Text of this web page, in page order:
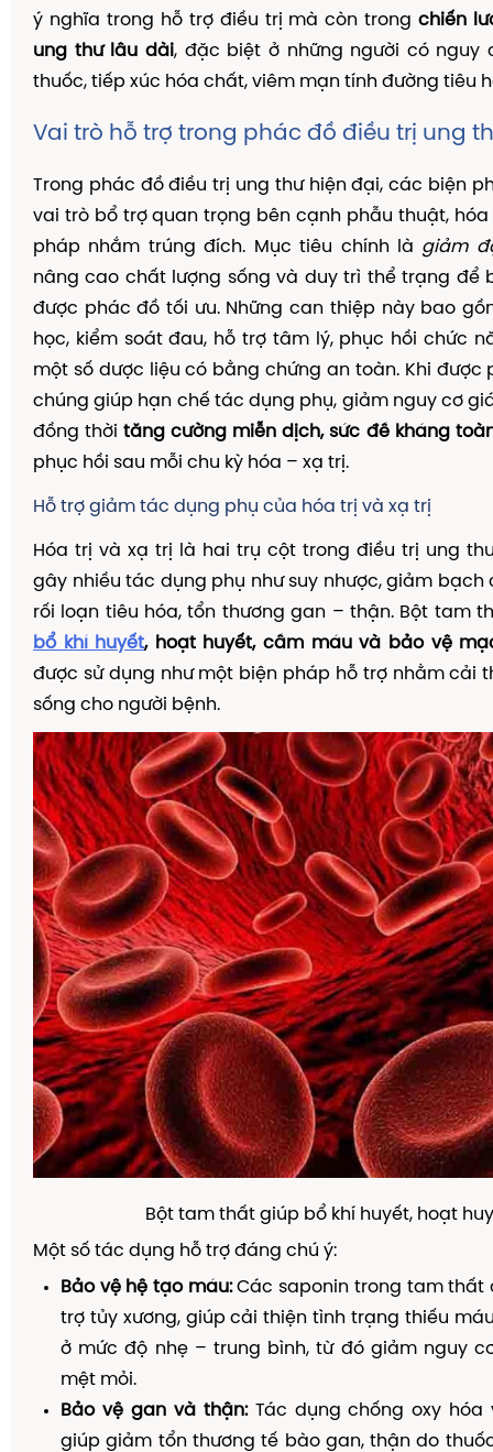
ý nghĩa trong hỗ trợ điều trị mà còn trongchiến
ung thư lâu dài, đặc biệt ở những người có nguy
thuốc, tiếp xúc hóa chất, viêm mạn tính đường tiêu
Vai trò hỗ trợ trong phác đồ điều trị ung
Trong phác đồ điều trị ung thư hiện đại, các biện
vai trò bổ trợ quan trọng bên cạnh phẫu thuật, hóa
pháp nhắm trúng đích. Mục tiêu chính là giảm
nâng cao chất lượng sống và duy trì thể trạng để
được phác đồ tối ưu. Những can thiệp này bao
học, kiểm soát đau, hỗ trợ tâm lý, phục hồi chức
một số dược liệu có bằng chứng an toàn. Khi được
chúng giúp hạn chế tác dụng phụ, giảm nguy cơ
đồng thờităng cường miễn dịch, sức đề kháng
phục hồi sau mỗi chu kỳ hóa – xạ trị.
Hỗ trợ giảm tác dụng phụ của hóa trị và xạ trị
Hóa trị và xạ trị là hai trụ cột trong điều trị ung
gây nhiều tác dụng phụ như suy nhược, giảm bạch
rối loạn tiêu hóa, tổn thương gan – thận. Bột tam
bổ khí huyết, hoạt huyết, cầm máu và bảo vệ
được sử dụng như một biện pháp hỗ trợ nhằm cải
sống cho người bệnh.
Bột tam thất giúp bổ khí huyết, hoạt
Một số tác dụng hỗ trợ đáng chú ý:
Bảo vệ hệ tạo máu:Các saponin trong tam thất
trợ tủy xương, giúp cải thiện tình trạng thiếu
ở mức độ nhẹ – trung bình, từ đó giảm nguy
mệt mỏi.
Bảo vệ gan và thận:Tác dụng chống oxy hóa
giúp giảm tổn thương tế bào gan, thận do